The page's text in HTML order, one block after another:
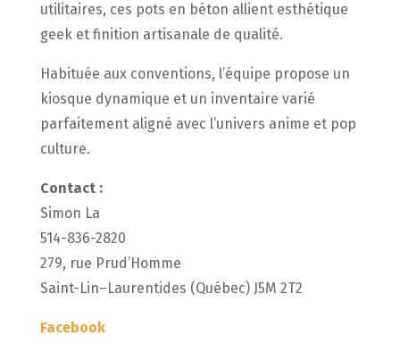
utilitaires, ces pots en béton allient esthétique
geek et finition artisanale de qualité.
Habituée aux conventions, l’équipe propose un
kiosque dynamique et un inventaire varié
parfaitement aligné avec l’univers anime et pop
culture.
Contact :
Simon La
514-836-2820
279, rue Prud’Homme
Saint-Lin–Laurentides (Québec) J5M 2T2
Facebook